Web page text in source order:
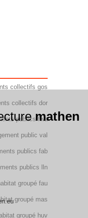
collectifs gos
collectifs dor
publics fwa
public val
publics fab
publics lln
groupé fau
groupé mas
groupé huv
mathen